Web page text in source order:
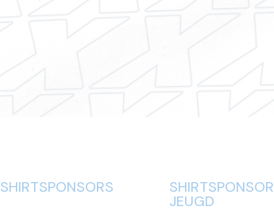
SHIRTSPONSORS SHIRTSPONSOR
JEUGD